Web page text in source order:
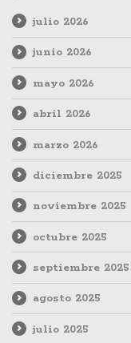
julio 2026
junio 2026
mayo 2026
abril 2026
marzo 2026
diciembre 2025
noviembre 2025
octubre 2025
septiembre 2025
agosto 2025
julio 2025